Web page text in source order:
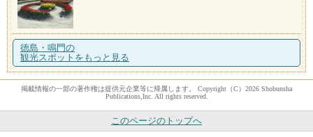
徳島・鳴門の
観光スポットをもっと見る
掲載情報の一部の著作権は提供元企業等に帰属します。 Copyright（C）2026 Shobunsha
Publications,Inc. All rights reserved.
このページのトップへ